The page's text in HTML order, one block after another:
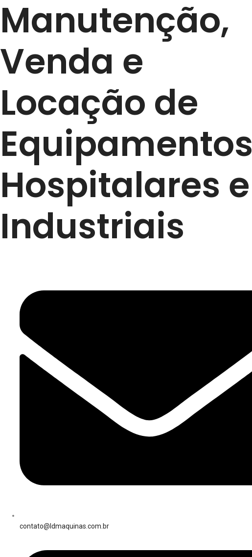
Manutenção,
Venda e
Locação de
Equipamentos
Hospitalares e
Industriais
contato@ldmaquinas.com.br